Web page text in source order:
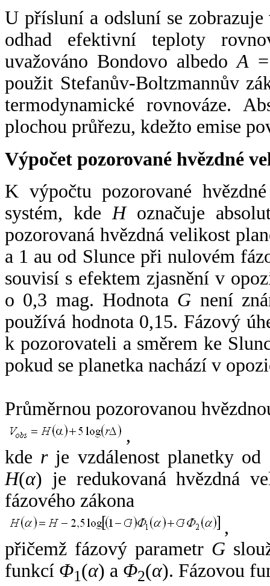
U přísluní a odsluní se
odhad efektivní teploty
uvažováno Bondovo albedoA
použit Stefanův-Boltzmannův
termodynamické rovnováze.
plochou průřezu, kdežto emise
Výpočet pozorované hvězdné
K výpočtu pozorované
systém, kde Hoznačuje
pozorovaná hvězdná velikost
a 1 au od Slunce při nulovém
souvisí s efektem zjasnění v
o 0,3 mag. Hodnota G není
používá hodnota 0,15. Fázový
k pozorovateli a směrem ke
pokud se planetka nachází v
Průměrnou pozorovanou
,
kde rje vzdálenost planetky od
H(α) je redukovaná hvězdná
fázového zákona
,
přičemž fázový parametr G
funkcí Φ1(α) a Φ2(α). Fázovou